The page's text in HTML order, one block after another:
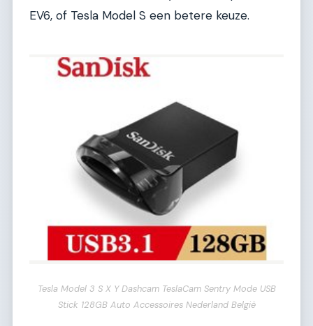
EV6, of Tesla Model S een betere keuze.
Tesla Model 3 S X Y Dashcam TeslaCam Sentry Mode USB
Stick 128GB Auto Accessoires Nederland België